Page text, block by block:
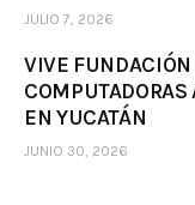
JULIO 7, 2026
VIVE
EN YUCATÁN
JUNIO 30, 2026